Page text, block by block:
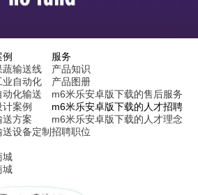
蔬输送线
业自动化
动化输送
计案例
送方案
送设备定制
服务
产品知识
产品图册
m6米乐安卓版下载的售后服务
m6米乐安卓版下载的人才招聘
m6米乐安卓版下载的人才理念
招聘职位
城
城